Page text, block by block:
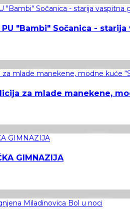
PU "Bambi" Sočanica -
za mlade manekene,
GIMNAZIJA